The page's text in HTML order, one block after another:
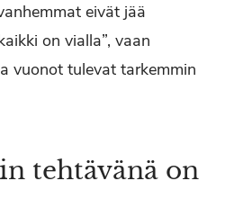
eivät jää
on vialla”, vaan
vuonot tulevat tarkemmin
tehtävänä on